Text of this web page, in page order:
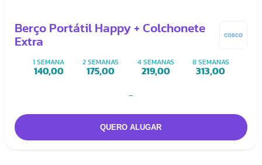
Berço Portátil Happy + Colchonete
Extra
1 SEMANA
140,00
2 SEMANAS
175,00
4 SEMANAS
219,00
8 SEMANAS
313,00
-